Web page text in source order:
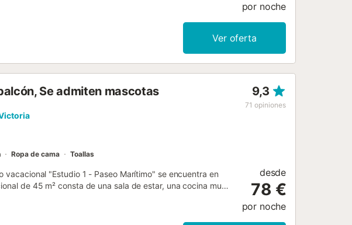
horno, X placas de vitrocerámica, congelador).
sur terraza 6 m2, orientación norte. Muebles de
dispone de: lavadora. Internet (Wifi, gratis). A tener en
TV solamente ES. El baño está compuesto de WC y
por noche
Ver oferta
Se admiten mascotas 9,3
71 opiniones
Ropa de cama Toallas
"Estudio 1 - Paseo Marítimo" se encuentra en
de 45 m² consta de una sala de estar, una cocina muy
acondicionado, lavadora y televisión. Hay una cuna y una
de vacaciones cuenta con una zona exterior privada con
desde
78 €
por noche